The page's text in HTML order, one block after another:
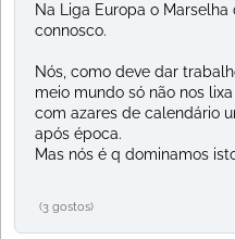
Na Liga Europa o
connosco.
Nós, como deve dar
meio mundo só não nos
com azares de calendário
após época.
Mas nós é q dominamos
(3 gostos)